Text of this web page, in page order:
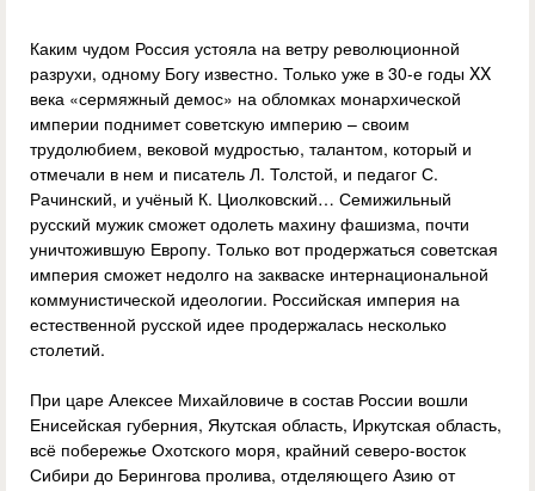
Каким чудом Россия устояла на ветру революционной
разрухи, одному Богу известно. Только уже в 30-е годы XX
века «сермяжный демос» на обломках монархической
империи поднимет советскую империю – своим
трудолюбием, вековой мудростью, талантом, который и
отмечали в нем и писатель Л. Толстой, и педагог С.
Рачинский, и учёный К. Циолковский… Семижильный
русский мужик сможет одолеть махину фашизма, почти
уничтожившую Европу. Только вот продержаться советская
империя сможет недолго на закваске интернациональной
коммунистической идеологии. Российская империя на
естественной русской идее продержалась несколько
столетий.
При царе Алексее Михайловиче в состав России вошли
Енисейская губерния, Якутская область, Иркутская область,
всё побережье Охотского моря, крайний северо-восток
Сибири до Берингова пролива, отделяющего Азию от